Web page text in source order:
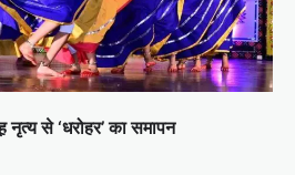
नृत्य से ‘धरोहर’ का समापन